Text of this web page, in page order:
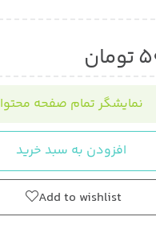
تومان
نمایشگر تمام صفحه محتوا
افزودن به سبد خرید
Add to wishlist